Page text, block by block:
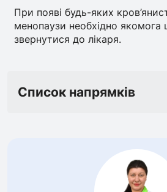
При появі будь-яких
менопаузи необхідно
звернутися до лікаря.
Список напрямків